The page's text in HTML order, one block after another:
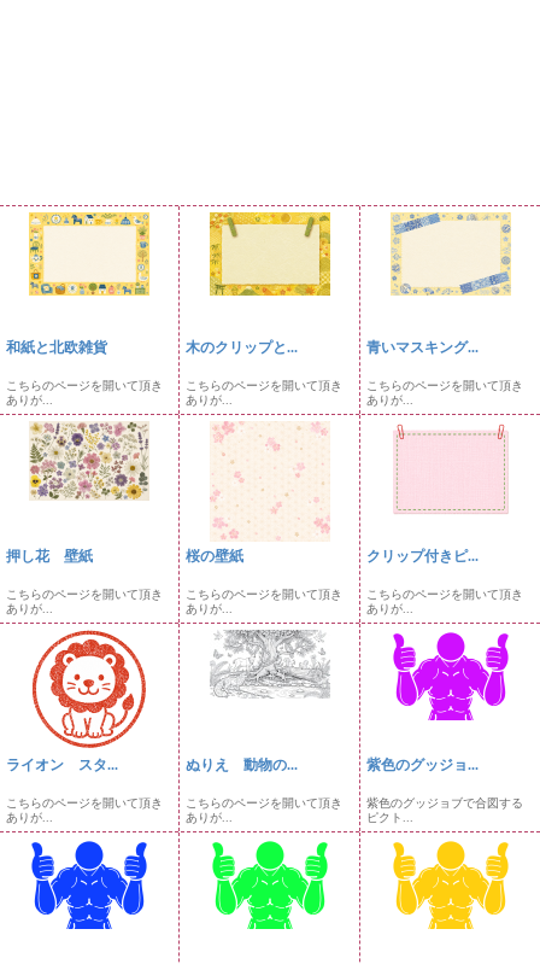
和紙と北欧雑貨
こちらのページを開いて頂き
ありが...
木のクリップと...
こちらのページを開いて頂き
ありが...
青いマスキング...
こちらのページを開いて頂き
ありが...
押し花 壁紙
こちらのページを開いて頂き
ありが...
桜の壁紙
こちらのページを開いて頂き
ありが...
クリップ付きピ...
こちらのページを開いて頂き
ありが...
ライオン スタ...
こちらのページを開いて頂き
ありが...
ぬりえ 動物の...
こちらのページを開いて頂き
ありが...
紫色のグッジョ...
紫色のグッジョブで合図する
ピクト...